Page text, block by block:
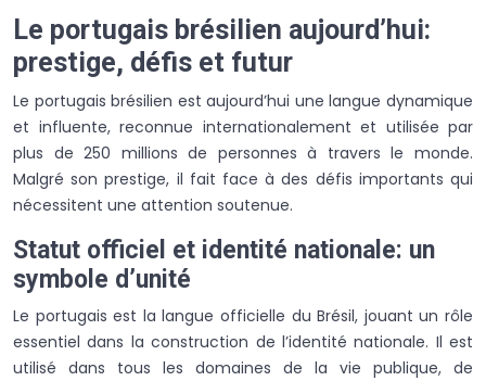
Le portugais brésilien aujourd’hui:
prestige, défis et futur
Le portugais brésilien est aujourd’hui une langue dynamique
et influente, reconnue internationalement et utilisée par
plus de 250 millions de personnes à travers le monde.
Malgré son prestige, il fait face à des défis importants qui
nécessitent une attention soutenue.
Statut officiel et identité nationale: un
symbole d’unité
Le portugais est la langue officielle du Brésil, jouant un rôle
essentiel dans la construction de l’identité nationale. Il est
utilisé dans tous les domaines de la vie publique, de